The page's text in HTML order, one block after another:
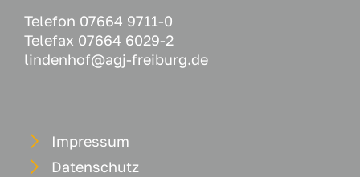
Telefon 07664 9711-0
Telefax 07664 6029-2
lindenhof@agj-freiburg.de
Impressum
Datenschutz